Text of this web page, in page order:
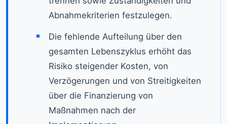
Abnahmekriterien festzulegen.
Die fehlende Aufteilung über den
gesamten Lebenszyklus erhöht das
Risiko steigender Kosten, von
Verzögerungen und von Streitigkeiten
über die Finanzierung von
Maßnahmen nach der